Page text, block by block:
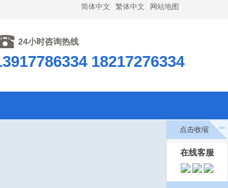
简体中文 繁体中文 网站地图
24小时咨询热线
18217276334
点击收缩
在线客服